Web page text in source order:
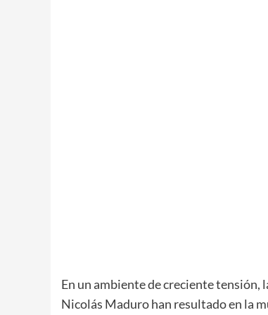
En un ambiente de creciente tensión,
Nicolás Maduro han resultado en la